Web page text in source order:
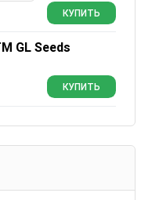
КУПИТЬ
GL Seeds
КУПИТЬ